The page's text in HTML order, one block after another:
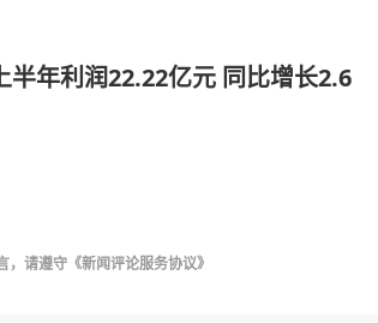
半年利润22.22亿元 同比增长2.6
，请遵守 《新闻评论服务协议》